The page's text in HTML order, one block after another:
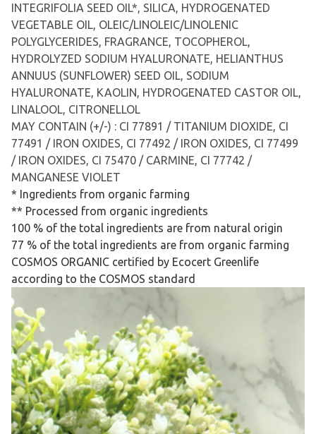
INTEGRIFOLIA SEED OIL*, SILICA, HYDROGENATED
VEGETABLE OIL, OLEIC/LINOLEIC/LINOLENIC
POLYGLYCERIDES, FRAGRANCE, TOCOPHEROL,
HYDROLYZED SODIUM HYALURONATE, HELIANTHUS
ANNUUS (SUNFLOWER) SEED OIL, SODIUM
HYALURONATE, KAOLIN, HYDROGENATED CASTOR OIL,
LINALOOL, CITRONELLOL
MAY CONTAIN (+/-) : CI 77891 / TITANIUM DIOXIDE, CI
77491 / IRON OXIDES, CI 77492 / IRON OXIDES, CI 77499
/ IRON OXIDES, CI 75470 / CARMINE, CI 77742 /
MANGANESE VIOLET
* Ingredients from organic farming
** Processed from organic ingredients
100 % of the total ingredients are from natural origin
77 % of the total ingredients are from organic farming
COSMOS ORGANIC certified by Ecocert Greenlife
according to the COSMOS standard